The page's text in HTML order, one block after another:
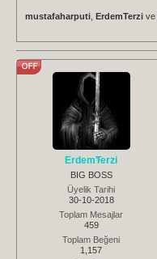
mustafaharputi ErdemTerzi ve
ErdemTerzi
BIG BOSS
Üyelik Tarihi
30-10-2018
Toplam Mesajlar
459
Toplam Beğeni
1,157